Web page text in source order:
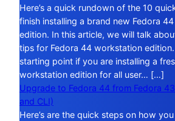
Here’s a quick rundown of the 10
finish installing a brand new Fedora
edition. In this article, we will talk
tips for Fedora 44 workstation
starting point if you are installing a
workstation edition for all user… […]
Upgrade to Fedora 44 from Fedora
and CLI)
Here’s are the quick steps on how